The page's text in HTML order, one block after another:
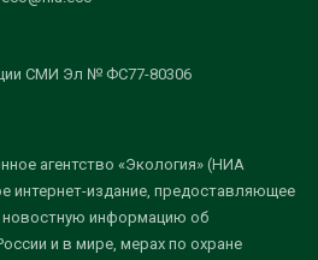
СМИ Эл № ФС77-80306
агентство «Экология» (НИА
интернет-издание, предоставляющее
новостную информацию об
и в мире, мерах по охране